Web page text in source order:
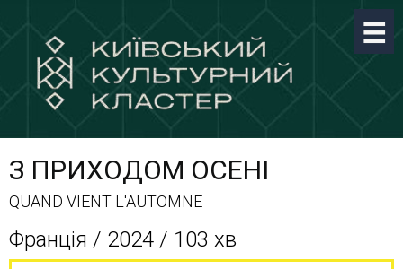
З ПРИХОДОМ ОСЕНІ
QUAND VIENT L'AUTOMNE
Франція / 2024 / 103 хв